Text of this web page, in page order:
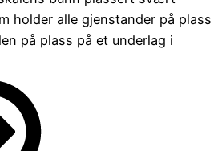
holder alle gjenstander på plass
på plass på et underlag i